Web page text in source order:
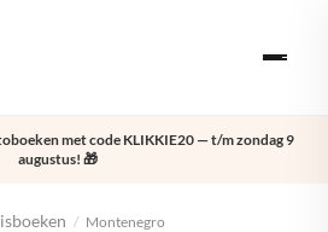
met code KLIKKIE20 — t/m zondag 9
augustus! 🎁
/ Montenegro